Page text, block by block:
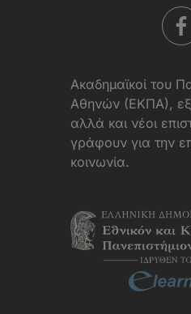
Aκαδημαϊκοί του
Αθηνών (ΕΚΠΑ),
αλλά και νέοι
γράφουν για την
κοινωνία.